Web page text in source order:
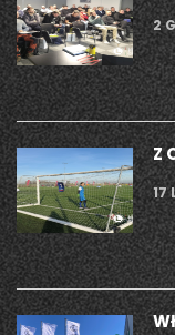
2
Z
17